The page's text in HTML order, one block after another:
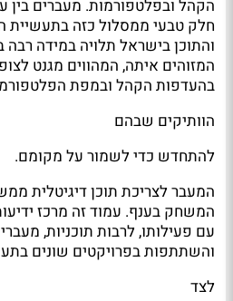
הקהל ובפלטפורמות. מעברים בין
חלק טבעי ממסלול כזה בתעשיית
והתוכן בישראל תלויה במידה רבה
המזוהים איתה, המהווים מגנט
בהעדפות הקהל ובמפת
הוותיקים שבהם
להתחדש כדי לשמור על מקומם.
המעבר לצריכת תוכן דיגיטלית
המשחק בענף. עמוד זה מרכז
עם פעילותו, לרבות תוכניות,
והשתתפות בפרויקטים שונים
לצד